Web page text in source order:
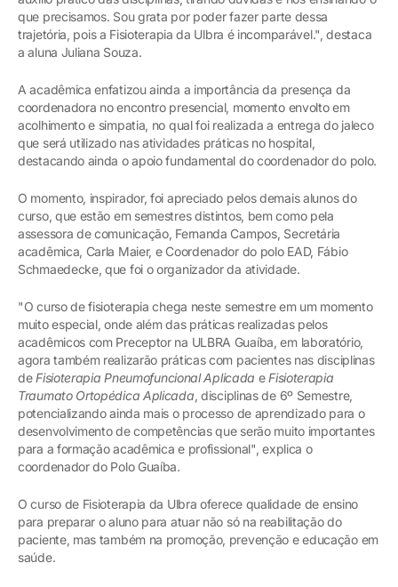
que precisamos. Sou grata por poder fazer parte dessa
trajetória, pois a Fisioterapia da Ulbra é incomparável.", destaca
a aluna Juliana Souza.
A acadêmica enfatizou ainda a importância da presença da
coordenadora no encontro presencial, momento envolto em
acolhimento e simpatia, no qual foi realizada a entrega do jaleco
que será utilizado nas atividades práticas no hospital,
destacando ainda o apoio fundamental do coordenador do polo.
O momento, inspirador, foi apreciado pelos demais alunos do
curso, que estão em semestres distintos, bem como pela
assessora de comunicação, Fernanda Campos, Secretária
acadêmica, Carla Maier, e Coordenador do polo EAD, Fábio
Schmaedecke, que foi o organizador da atividade.
"O curso de fisioterapia chega neste semestre em um momento
muito especial, onde além das práticas realizadas pelos
acadêmicos com Preceptor na ULBRA Guaíba, em laboratório,
agora também realizarão práticas com pacientes nas disciplinas
deFisioterapia Pneumofuncional Aplicada eFisioterapia
Traumato Ortopédica Aplicada, disciplinas de 6º Semestre,
potencializando ainda mais o processo de aprendizado para o
desenvolvimento de competências que serão muito importantes
para a formação acadêmica e profissional", explica o
coordenador do Polo Guaíba.
O curso de Fisioterapia da Ulbra oferece qualidade de ensino
para preparar o aluno para atuar não só na reabilitação do
paciente, mas também na promoção, prevenção e educação em
saúde.